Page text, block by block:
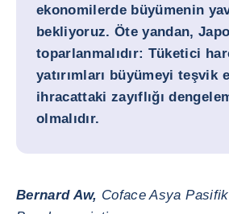
ekonomilerde büyümenin
bekliyoruz. Öte yandan,
toparlanmalıdır: Tüketici
yatırımları büyümeyi teşvik
ihracattaki zayıflığı
olmalıdır.
Bernard Aw, Coface Asya